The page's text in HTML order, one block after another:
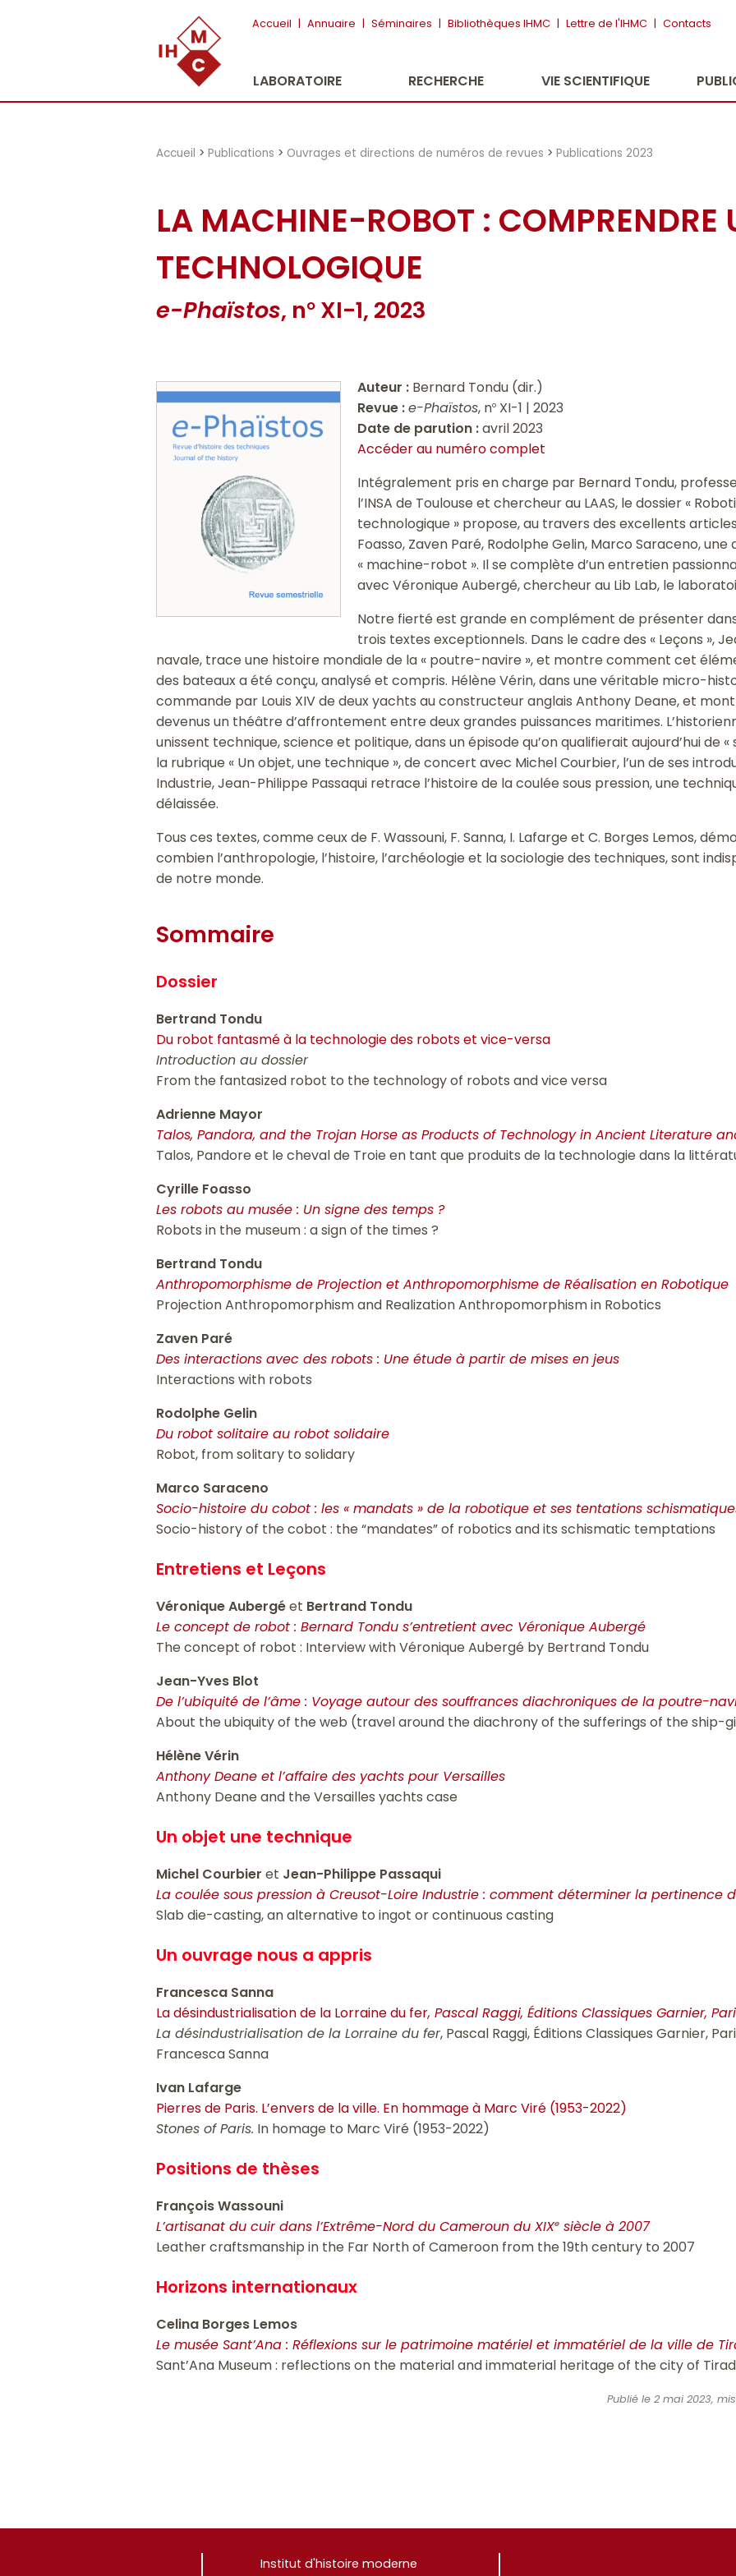
Accueil | Annuaire | Séminaires | Bibliothèques IHMC | Lettre de l'IHMC | Contacts
LABORATOIRE RECHERCHE VIE SCIENTIFIQUE
Accueil >Publications > Ouvrages et directions de numéros de revues >Publications 2023
LA MACHINE-ROBOT : COMPRENDRE
TECHNOLOGIQUE
e-Phaïstos, no XI-1, 2023
Auteur : Bernard Tondu (dir.)
Revue :e-Phaïstos, no XI-1 | 2023
Date de parution :avril 2023
Accéder au numéro complet
Intégralement pris en charge par Bernard Tondu,
l’INSA de Toulouse et chercheur au LAAS, le dossier «
technologique » propose, au travers des excellents
Foasso, Zaven Paré, Rodolphe Gelin, Marco Saraceno,
« machine-robot ». Il se complète d’un entretien
avec Véronique Aubergé, chercheur au Lib Lab, le
Notre fierté est grande en complément de présenter
trois textes exceptionnels. Dans le cadre des « Leçons »,
navale, trace une histoire mondiale de la « poutre-navire », et montre comment cet
des bateaux a été conçu, analysé et compris. Hélène Vérin, dans une véritable micro-
commande par Louis XIV de deux yachts au constructeur anglais Anthony Deane, et
devenus un théâtre d’affrontement entre deux grandes puissances maritimes.
unissent technique, science et politique, dans un épisode qu’on qualifierait aujourd’hui de
la rubrique « Un objet, une technique », de concert avec Michel Courbier, l’un de ses
Industrie, Jean-Philippe Passaqui retrace l’histoire de la coulée sous pression, une
délaissée.
Tous ces textes, comme ceux de F. Wassouni, F. Sanna, I. Lafarge et C. Borges Lemos,
combien l’anthropologie, l’histoire, l’archéologie et la sociologie des techniques, sont
de notre monde.
Sommaire
Dossier
Bertrand Tondu
Du robot fantasmé à la technologie des robots et vice-versa
Introduction au dossier
From the fantasized robot to the technology of robots and vice versa
Adrienne Mayor
Talos, Pandora, and the Trojan Horse as Products of Technology in Ancient Literature
Talos, Pandore et le cheval de Troie en tant que produits de la technologie dans la
Cyrille Foasso
Les robots au musée : Un signe des temps ?
Robots in the museum : a sign of the times ?
Bertrand Tondu
Anthropomorphisme de Projection et Anthropomorphisme de Réalisation en Robotique
Projection Anthropomorphism and Realization Anthropomorphism in Robotics
Zaven Paré
Des interactions avec des robots : Une étude à partir de mises en jeus
Interactions with robots
Rodolphe Gelin
Du robot solitaire au robot solidaire
Robot, from solitary to solidary
Marco Saraceno
Socio-histoire du cobot : les « mandats » de la robotique et ses tentations
Socio-history of the cobot : the “mandates” of robotics and its schismatic temptations
Entretiens et Leçons
Véronique Aubergéet Bertrand Tondu
Le concept de robot : Bernard Tondu s’entretient avec Véronique Aubergé
The concept of robot : Interview with Véronique Aubergé by Bertrand Tondu
Jean-Yves Blot
De l’ubiquité de l’âme : Voyage autour des souffrances diachroniques de la poutre-
About the ubiquity of the web (travel around the diachrony of the sufferings of the ship-
Hélène Vérin
Anthony Deane et l’affaire des yachts pour Versailles
Anthony Deane and the Versailles yachts case
Un objet une technique
Michel Courbieret Jean-Philippe Passaqui
La coulée sous pression à Creusot-Loire Industrie : comment déterminer la pertinence
Slab die-casting, an alternative to ingot or continuous casting
Un ouvrage nous a appris
Francesca Sanna
La désindustrialisation de la Lorraine du fer, Pascal Raggi, Éditions Classiques Garnier,
La désindustrialisation de la Lorraine du fer, Pascal Raggi, Éditions Classiques Garnier,
Francesca Sanna
Ivan Lafarge
Pierres de Paris. L’envers de la ville. En hommage à Marc Viré (1953-2022)
Stones of Paris. In homage to Marc Viré (1953-2022)
Positions de thèses
François Wassouni
L’artisanat du cuir dans l’Extrême-Nord du Cameroun du XIXe siècle à 2007
Leather craftsmanship in the Far North of Cameroon from the 19th century to 2007
Horizons internationaux
Celina Borges Lemos
Le musée Sant’Ana : Réflexions sur le patrimoine matériel et immatériel de la ville de
Sant’Ana Museum : reflections on the material and immaterial heritage of the city of
Publié le 2 mai 2023,
Institut d'histoire moderne